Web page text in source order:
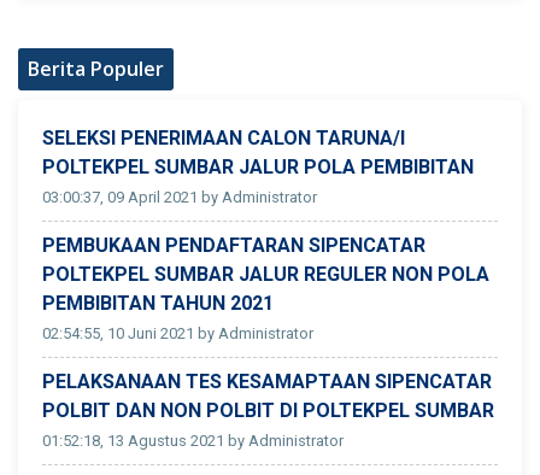
Berita Populer
SELEKSI PENERIMAAN CALON TARUNA/I
POLTEKPEL SUMBAR JALUR POLA PEMBIBITAN
03:00:37, 09 April 2021 by Administrator
PEMBUKAAN PENDAFTARAN SIPENCATAR
POLTEKPEL SUMBAR JALUR REGULER NON POLA
PEMBIBITAN TAHUN 2021
02:54:55, 10 Juni 2021 by Administrator
PELAKSANAAN TES KESAMAPTAAN SIPENCATAR
POLBIT DAN NON POLBIT DI POLTEKPEL SUMBAR
01:52:18, 13 Agustus 2021 by Administrator